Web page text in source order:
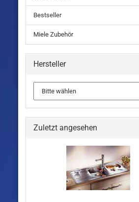
Bestseller
Miele Zubehör
Hersteller
Zuletzt angesehen